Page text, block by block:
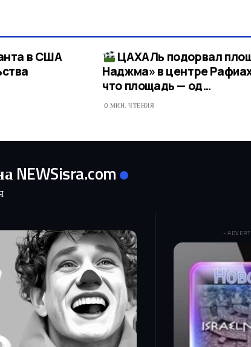
в США
ЦАХАЛь подорвал
Наджма» в центре
что площадь — од…
0 МИН. ЧТЕНИЯ
NEWSisra.com
-